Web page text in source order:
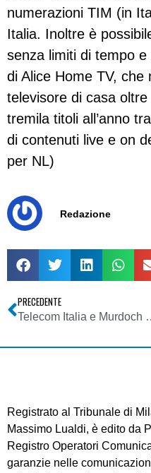
numerazioni TIM (in
Italia. Inoltre è
senza limiti di tempo
di Alice Home TV, che
televisore di casa
tremila titoli all’anno
di contenuti live e on
per NL)
Redazione
PRECEDENTE
Telecom
Registrato al Tribunale di
Massimo Lualdi, è edito da
Registro Operatori
garanzie nelle